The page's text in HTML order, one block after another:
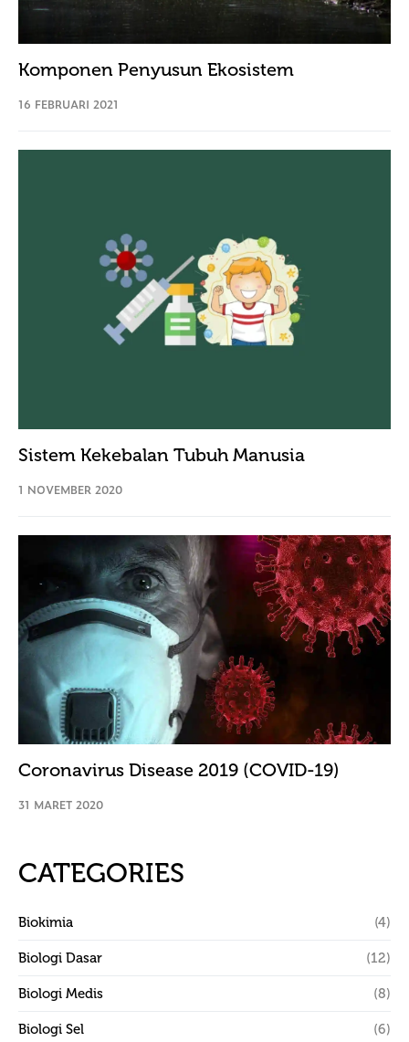
Komponen Penyusun Ekosistem
16 FEBRUARI 2021
Sistem Kekebalan Tubuh Manusia
1 NOVEMBER 2020
Coronavirus Disease 2019 (COVID-19)
31 MARET 2020
CATEGORIES
Biokimia (4)
Biologi Dasar (12)
Biologi Medis (8)
Biologi Sel (6)